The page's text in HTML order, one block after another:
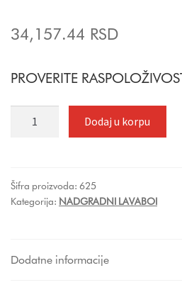
34,157.44 RSD
PROVERITE
50x35
cm
količina
Dodaj u korpu
Šifra proizvoda: 625
Kategorija: NADGRADNI LAVABOI
Dodatne informacije